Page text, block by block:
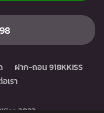
ฝาก-ถอน 918KKISS
เรา